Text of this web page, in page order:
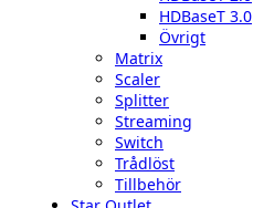
HDBaseT 3.0
Övrigt
Matrix
Scaler
Splitter
Streaming
Switch
Trådlöst
Tillbehör